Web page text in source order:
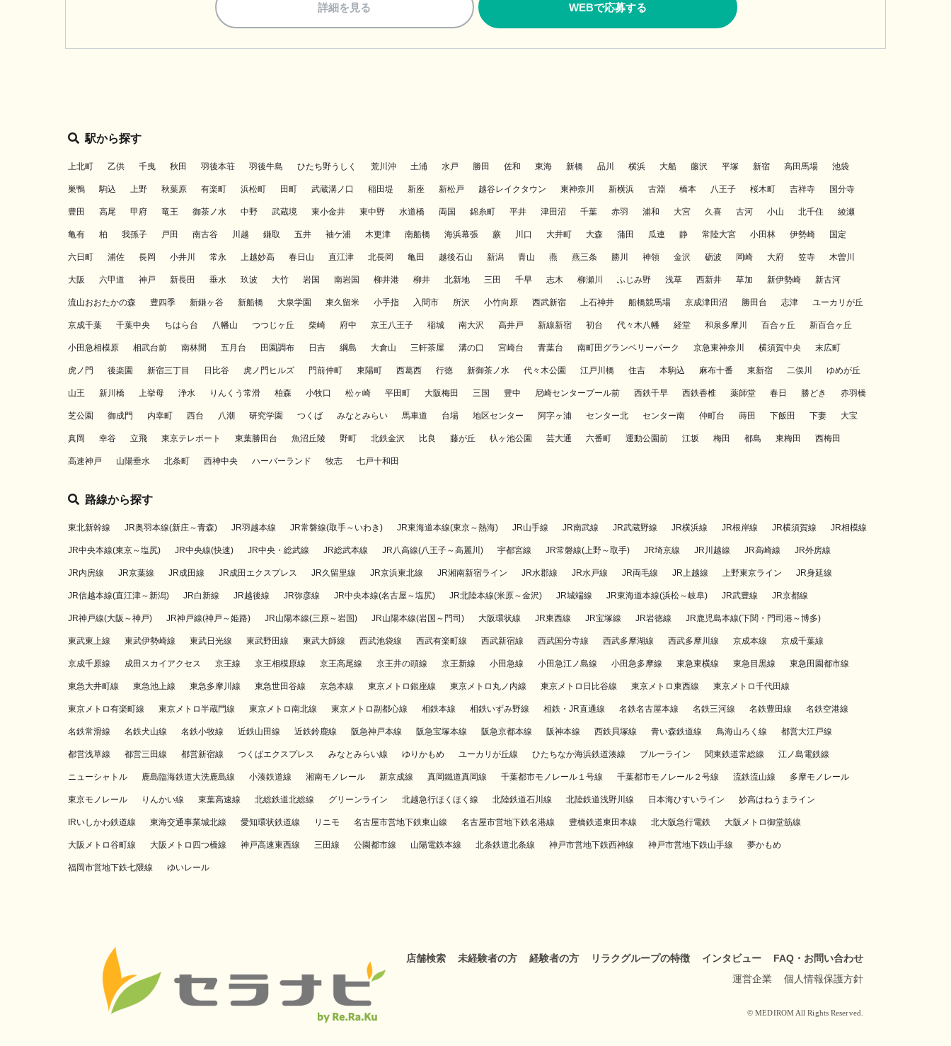
詳細を見る WEBで応募する
駅から探す
上北町 乙供 千曳 秋田 羽後本荘 羽後牛島 ひたち野うしく 荒川沖 土浦 水戸 勝田 佐和 東海 新橋 品川 横浜 大船 藤沢 平塚 新宿 高田馬場 池袋
巣鴨 駒込 上野 秋葉原 有楽町 浜松町 田町 武蔵溝ノ口 稲田堤 新座 新松戸 越谷レイクタウン 東神奈川 新横浜 古淵 橋本 八王子 桜木町 吉祥寺 国分寺
豊田 高尾 甲府 竜王 御茶ノ水 中野 武蔵境 東小金井 東中野 水道橋 両国 錦糸町 平井 津田沼 千葉 赤羽 浦和 大宮 久喜 古河 小山 北千住 綾瀬
亀有 柏 我孫子 戸田 南古谷 川越 鎌取 五井 袖ケ浦 木更津 南船橋 海浜幕張 蕨 川口 大井町 大森 蒲田 瓜連 静 常陸大宮 小田林 伊勢崎 国定
六日町 浦佐 長岡 小井川 常永 上越妙高 春日山 直江津 北長岡 亀田 越後石山 新潟 青山 燕 燕三条 勝川 神領 金沢 砺波 岡崎 大府 笠寺 木曽川
大阪 六甲道 神戸 新長田 垂水 玖波 大竹 岩国 南岩国 柳井港 柳井 北新地 三田 千早 志木 柳瀬川 ふじみ野 浅草 西新井 草加 新伊勢崎 新古河
流山おおたかの森 豊四季 新鎌ヶ谷 新船橋 大泉学園 東久留米 小手指 入間市 所沢 小竹向原 西武新宿 上石神井 船橋競馬場 京成津田沼 勝田台 志津 ユーカリが丘
京成千葉 千葉中央 ちはら台 八幡山 つつじヶ丘 柴崎 府中 京王八王子 稲城 南大沢 高井戸 新線新宿 初台 代々木八幡 経堂 和泉多摩川 百合ヶ丘 新百合ヶ丘
小田急相模原 相武台前 南林間 五月台 田園調布 日吉 綱島 大倉山 三軒茶屋 溝の口 宮崎台 青葉台 南町田グランベリーパーク 京急東神奈川 横須賀中央 末広町
虎ノ門 後楽園 新宿三丁目 日比谷 虎ノ門ヒルズ 門前仲町 東陽町 西葛西 行徳 新御茶ノ水 代々木公園 江戸川橋 住吉 本駒込 麻布十番 東新宿 二俣川 ゆめが丘
山王 新川橋 上挙母 浄水 りんくう常滑 柏森 小牧口 松ヶ崎 平田町 大阪梅田 三国 豊中 尼崎センタープール前 西鉄千早 西鉄香椎 薬師堂 春日 勝どき 赤羽橋
芝公園 御成門 内幸町 西台 八潮 研究学園 つくば みなとみらい 馬車道 台場 地区センター 阿字ヶ浦 センター北 センター南 仲町台 蒔田 下飯田 下妻 大宝
真岡 幸谷 立飛 東京テレポート 東葉勝田台 魚沼丘陵 野町 北鉄金沢 比良 藤が丘 杁ヶ池公園 芸大通 六番町 運動公園前 江坂 梅田 都島 東梅田 西梅田
高速神戸 山陽垂水 北条町 西神中央 ハーバーランド 牧志 七戸十和田
路線から探す
東北新幹線 JR奥羽本線(新庄～青森) JR羽越本線 JR常磐線(取手～いわき) JR東海道本線(東京～熱海) JR山手線 JR南武線 JR武蔵野線 JR横浜線 JR根岸線 JR横須賀線 JR相模線
JR中央本線(東京～塩尻) JR中央線(快速) JR中央・総武線 JR総武本線 JR八高線(八王子～高麗川) 宇都宮線 JR常磐線(上野～取手) JR埼京線 JR川越線 JR高崎線 JR外房線
JR内房線 JR京葉線 JR成田線 JR成田エクスプレス JR久留里線 JR京浜東北線 JR湘南新宿ライン JR水郡線 JR水戸線 JR両毛線 JR上越線 上野東京ライン JR身延線
JR信越本線(直江津～新潟) JR白新線 JR越後線 JR弥彦線 JR中央本線(名古屋～塩尻) JR北陸本線(米原～金沢) JR城端線 JR東海道本線(浜松～岐阜) JR武豊線 JR京都線
JR神戸線(大阪～神戸) JR神戸線(神戸～姫路) JR山陽本線(三原～岩国) JR山陽本線(岩国～門司) 大阪環状線 JR東西線 JR宝塚線 JR岩徳線 JR鹿児島本線(下関・門司港～博多)
東武東上線 東武伊勢崎線 東武日光線 東武野田線 東武大師線 西武池袋線 西武有楽町線 西武新宿線 西武国分寺線 西武多摩湖線 西武多摩川線 京成本線 京成千葉線
京成千原線 成田スカイアクセス 京王線 京王相模原線 京王高尾線 京王井の頭線 京王新線 小田急線 小田急江ノ島線 小田急多摩線 東急東横線 東急目黒線 東急田園都市線
東急大井町線 東急池上線 東急多摩川線 東急世田谷線 京急本線 東京メトロ銀座線 東京メトロ丸ノ内線 東京メトロ日比谷線 東京メトロ東西線 東京メトロ千代田線
東京メトロ有楽町線 東京メトロ半蔵門線 東京メトロ南北線 東京メトロ副都心線 相鉄本線 相鉄いずみ野線 相鉄・JR直通線 名鉄名古屋本線 名鉄三河線 名鉄豊田線 名鉄空港線
名鉄常滑線 名鉄犬山線 名鉄小牧線 近鉄山田線 近鉄鈴鹿線 阪急神戸本線 阪急宝塚本線 阪急京都本線 阪神本線 西鉄貝塚線 青い森鉄道線 鳥海山ろく線 都営大江戸線
都営浅草線 都営三田線 都営新宿線 つくばエクスプレス みなとみらい線 ゆりかもめ ユーカリが丘線 ひたちなか海浜鉄道湊線 ブルーライン 関東鉄道常総線 江ノ島電鉄線
ニューシャトル 鹿島臨海鉄道大洗鹿島線 小湊鉄道線 湘南モノレール 新京成線 真岡鐵道真岡線 千葉都市モノレール１号線 千葉都市モノレール２号線 流鉄流山線 多摩モノレール
東京モノレール りんかい線 東葉高速線 北総鉄道北総線 グリーンライン 北越急行ほくほく線 北陸鉄道石川線 北陸鉄道浅野川線 日本海ひすいライン 妙高はねうまライン
IRいしかわ鉄道線 東海交通事業城北線 愛知環状鉄道線 リニモ 名古屋市営地下鉄東山線 名古屋市営地下鉄名港線 豊橋鉄道東田本線 北大阪急行電鉄 大阪メトロ御堂筋線
大阪メトロ谷町線 大阪メトロ四つ橋線 神戸高速東西線 三田線 公園都市線 山陽電鉄本線 北条鉄道北条線 神戸市営地下鉄西神線 神戸市営地下鉄山手線 夢かもめ
福岡市営地下鉄七隈線 ゆいレール
店舗検索 未経験者の方 経験者の方 リラクグループの特徴 インタビュー
FAQ・お問い合わせ
運営企業
個人情報保護方針
© MEDIROM All Rights Reserved.